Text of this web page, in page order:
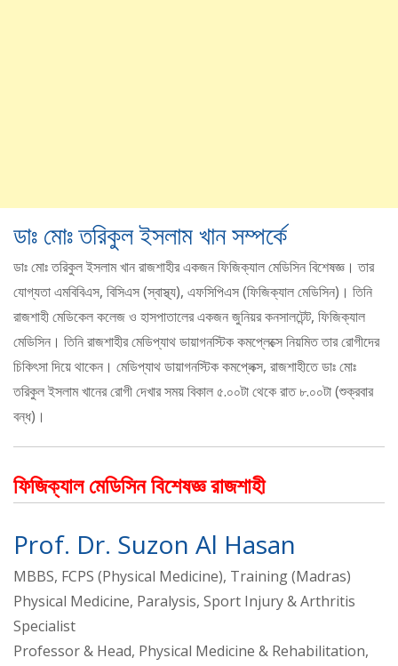
ডাঃ মোঃ তরিকুল ইসলাম খান সম্পর্কে
ডাঃ মোঃ তরিকুল ইসলাম খান রাজশাহীর একজন ফিজিক্যাল মেডিসিন বিশেষজ্ঞ। তার
যোগ্যতা এমবিবিএস, বিসিএস (স্বাস্থ্য), এফসিপিএস (ফিজিক্যাল মেডিসিন)। তিনি
রাজশাহী মেডিকেল কলেজ ও হাসপাতালের একজন জুনিয়র কনসালটেন্ট, ফিজিক্যাল
মেডিসিন। তিনি রাজশাহীর মেডিপ্যাথ ডায়াগনস্টিক কমপ্লেক্সে নিয়মিত তার রোগীদের
চিকিৎসা দিয়ে থাকেন। মেডিপ্যাথ ডায়াগনস্টিক কমপ্লেক্স, রাজশাহীতে ডাঃ মোঃ
তরিকুল ইসলাম খানের রোগী দেখার সময় বিকাল ৫.০০টা থেকে রাত ৮.০০টা (শুক্রবার
বন্ধ)।
ফিজিক্যাল মেডিসিন বিশেষজ্ঞ রাজশাহী
Prof. Dr. Suzon Al Hasan
MBBS, FCPS (Physical Medicine), Training (Madras)
Physical Medicine, Paralysis, Sport Injury & Arthritis
Specialist
Professor & Head, Physical Medicine & Rehabilitation,